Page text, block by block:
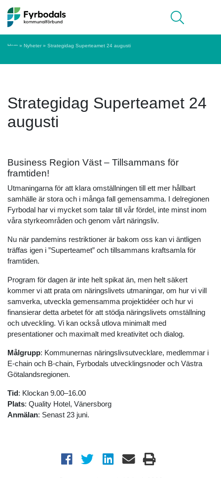
Meny
Hem » Nyheter» Strategidag Superteamet 24 augusti
Strategidag Superteamet 24
augusti
Business Region Väst – Tillsammans för
framtiden!
Utmaningarna för att klara omställningen till ett mer hållbart
samhälle är stora och i många fall gemensamma. I delregionen
Fyrbodal har vi mycket som talar till vår fördel, inte minst inom
våra styrkeområden och genom vårt näringsliv.
Nu när pandemins restriktioner är bakom oss kan vi äntligen
träffas igen i ”Superteamet” och tillsammans kraftsamla för
framtiden.
Program för dagen är inte helt spikat än, men helt säkert
kommer vi att prata om näringslivets utmaningar, om hur vi vill
samverka, utveckla gemensamma projektidéer och hur vi
finansierar detta arbetet för att stödja näringslivets omställning
och utveckling. Vi kan också utlova minimalt med
presentationer och maximalt med kreativitet och dialog.
Målgrupp: Kommunernas näringslivsutvecklare, medlemmar i
E-chain och B-chain, Fyrbodals utvecklingsnoder och Västra
Götalandsregionen.
Tid: Klockan 9.00–16.00
Plats: Quality Hotel, Vänersborg
Anmälan: Senast 23 juni.